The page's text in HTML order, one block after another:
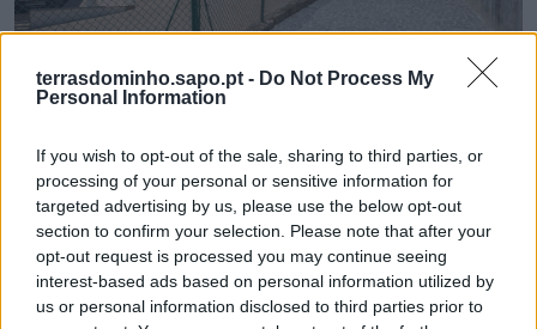
terrasdominho.sapo.pt - Do Not Process My
Personal Information
If you wish to opt-out of the sale, sharing to third parties, or
processing of your personal or sensitive information for
targeted advertising by us, please use the below opt-out
section to confirm your selection. Please note that after your
opt-out request is processed you may continue seeing
interest-based ads based on personal information utilized by
us or personal information disclosed to third parties prior to
entrada norte do edifício da APPACDM
3/08/2026